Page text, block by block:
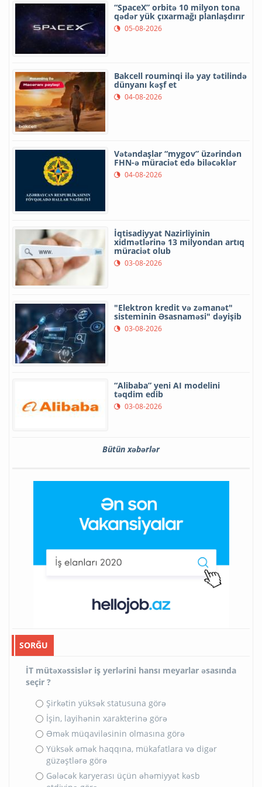
“SpaceX” orbitə 10 milyon tona
qədər yük çıxarmağı planlaşdırır
05-08-2026
Bakcell rouminqi ilə yay tətilində
dünyanı kəşf et
04-08-2026
Vətəndaşlar “mygov” üzərindən
FHN-ə müraciət edə biləcəklər
04-08-2026
İqtisadiyyat Nazirliyinin
xidmətlərinə 13 milyondan artıq
müraciət olub
03-08-2026
"Elektron kredit və zəmanət"
sisteminin Əsasnaməsi" dəyişib
03-08-2026
“Alibaba” yeni AI modelini
təqdim edib
03-08-2026
Bütün xəbərlər
SORĞU
İT mütəxəssislər iş yerlərini hansı meyarlar əsasında
seçir ?
Şirkətin yüksək statusuna görə
İşin, layihənin xarakterinə görə
Əmək müqaviləsinin olmasına görə
Yüksək əmək haqqına, mükafatlara və digər
güzəştlərə görə
Gələcək karyerası üçün əhəmiyyət kəsb